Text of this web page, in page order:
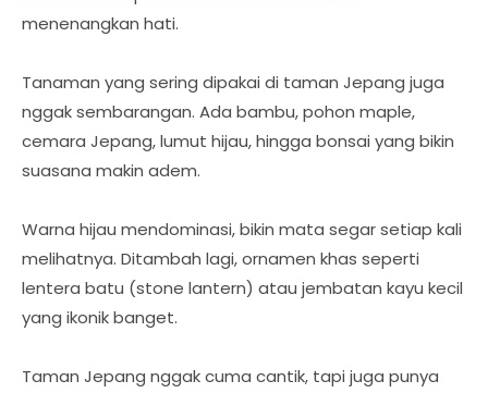
menenangkan hati.
Tanaman yang sering dipakai di taman Jepang juga
nggak sembarangan. Ada bambu, pohon maple,
cemara Jepang, lumut hijau, hingga bonsai yang bikin
suasana makin adem.
Warna hijau mendominasi, bikin mata segar setiap kali
melihatnya. Ditambah lagi, ornamen khas seperti
lentera batu (stone lantern) atau jembatan kayu kecil
yang ikonik banget.
Taman Jepang nggak cuma cantik, tapi juga punya